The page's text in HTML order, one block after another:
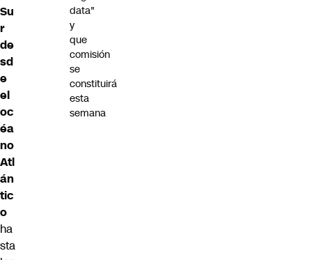
Su
r
de
sd
e
el
oc
éa
no
Atl
án
tic
o
ha
sta
data"
y
que
comisión
se
constituirá
esta
semana